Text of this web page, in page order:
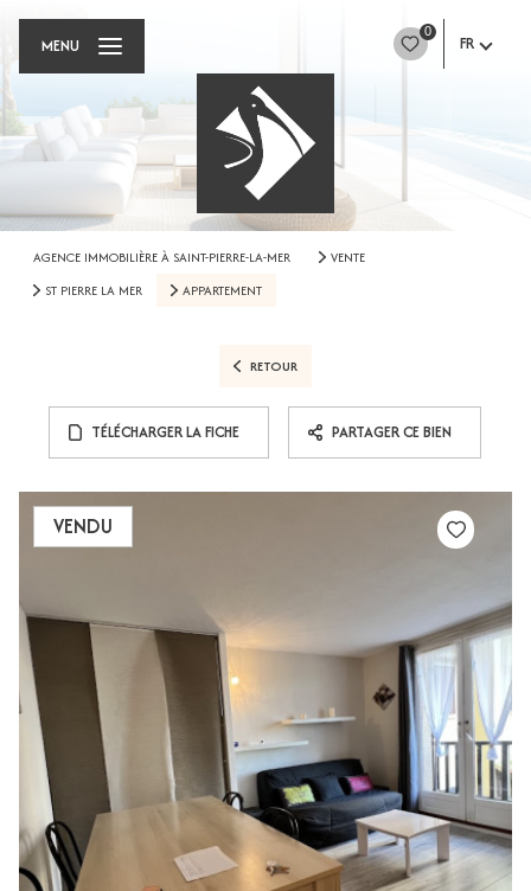
0
FR
MENU
AGENCE IMMOBILIÈRE À SAINT-PIERRE-LA-MER
VENTE
ST PIERRE LA MER
APPARTEMENT
RETOUR
TÉLÉCHARGER LA FICHE PARTAGER CE BIEN
VENDU